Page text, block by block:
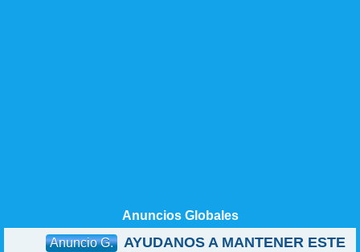
Anuncios Globales
Anuncio G.
AYUDANOS A MANTENER ESTE